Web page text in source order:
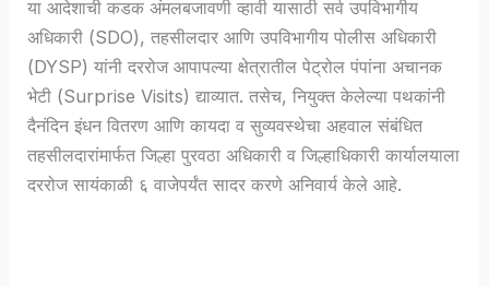
​या आदेशाची कडक अंमलबजावणी व्हावी यासाठी सर्व उपविभागीय
अधिकारी (SDO), तहसीलदार आणि उपविभागीय पोलीस अधिकारी
(DYSP) यांनी दररोज आपापल्या क्षेत्रातील पेट्रोल पंपांना अचानक
भेटी (Surprise Visits) द्याव्यात. तसेच, नियुक्त केलेल्या पथकांनी
दैनंदिन इंधन वितरण आणि कायदा व सुव्यवस्थेचा अहवाल संबंधित
तहसीलदारांमार्फत जिल्हा पुरवठा अधिकारी व जिल्हाधिकारी कार्यालयाला
दररोज सायंकाळी ६ वाजेपर्यंत सादर करणे अनिवार्य केले आहे.